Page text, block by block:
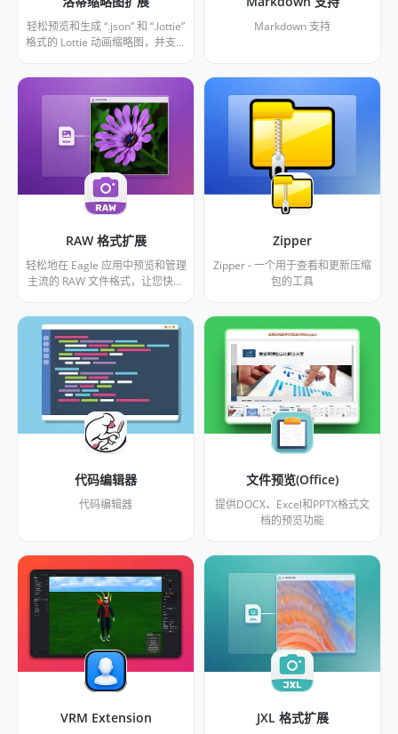
轻松预览和生成 “.json” 和 “.lottie”
格式的 Lottie 动画缩略图，并支持
率、时长）。
Markdown 支持
RAW 格式扩展
轻松地在 Eagle 应用中预览和管理
主流的 RAW 文件格式，让您快速
Zipper
Zipper - 一个用于查看和更新压缩
包的工具
代码编辑器
代码编辑器
文件预览(Office)
提供DOCX、Excel和PPTX格式文
档的预览功能
VRM Extension JXL 格式扩展